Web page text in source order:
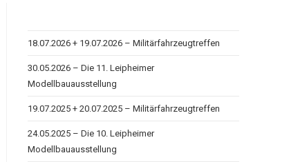
18.07.2026 + 19.07.2026 – Militärfahrzeugtreffen
30.05.2026 – Die 11. Leipheimer
Modellbauausstellung
19.07.2025 + 20.07.2025 – Militärfahrzeugtreffen
24.05.2025 – Die 10. Leipheimer
Modellbauausstellung